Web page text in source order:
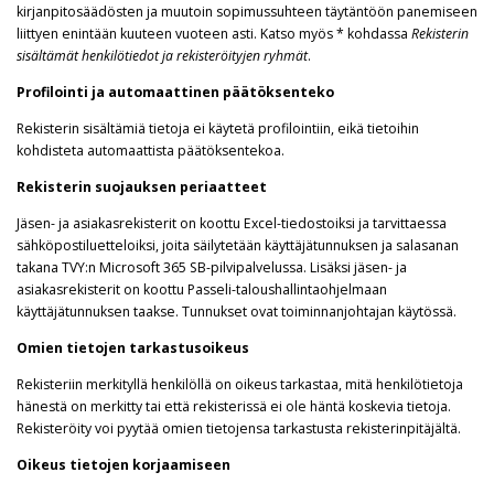
kirjanpitosäädösten ja muutoin sopimussuhteen täytäntöön panemiseen
liittyen enintään kuuteen vuoteen asti. Katso myös * kohdassa Rekisterin
sisältämät henkilötiedot ja rekisteröityjen ryhmät.
Profilointi ja automaattinen päätöksenteko
Rekisterin sisältämiä tietoja ei käytetä profilointiin, eikä tietoihin
kohdisteta automaattista päätöksentekoa.
Rekisterin suojauksen periaatteet
Jäsen- ja asiakasrekisterit on koottu Excel-tiedostoiksi ja tarvittaessa
sähköpostiluetteloiksi, joita säilytetään käyttäjätunnuksen ja salasanan
takana TVY:n Microsoft 365 SB-pilvipalvelussa. Lisäksi jäsen- ja
asiakasrekisterit on koottu Passeli-taloushallintaohjelmaan
käyttäjätunnuksen taakse. Tunnukset ovat toiminnanjohtajan käytössä.
Omien tietojen tarkastusoikeus
Rekisteriin merkityllä henkilöllä on oikeus tarkastaa, mitä henkilötietoja
hänestä on merkitty tai että rekisterissä ei ole häntä koskevia tietoja.
Rekisteröity voi pyytää omien tietojensa tarkastusta rekisterinpitäjältä.
Oikeus tietojen korjaamiseen